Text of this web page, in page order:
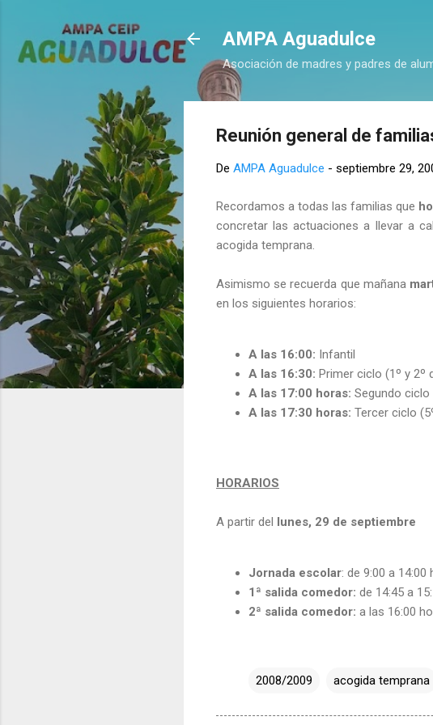
AMPA Aguadulce
Asociación de madres y padres de
Reunión general de
De AMPA Aguadulce - septiembre 29,
Recordamos a todas las familias que
concretar las actuaciones a llevar a
acogida temprana.
Asimismo se recuerda que mañana
en los siguientes horarios:
A las 16:00: Infantil
A las 16:30: Primer ciclo (1º y 2º
A las 17:00 horas: Segundo ciclo
A las 17:30 horas: Tercer ciclo
HORARIOS
A partir del lunes, 29 de septiembre
Jornada escolar: de 9:00 a 14:00
1ª salida comedor: de 14:45 a
2ª salida comedor: a las 16:00
2008/2009 acogida temprana